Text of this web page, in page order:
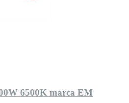
6500K marca EM